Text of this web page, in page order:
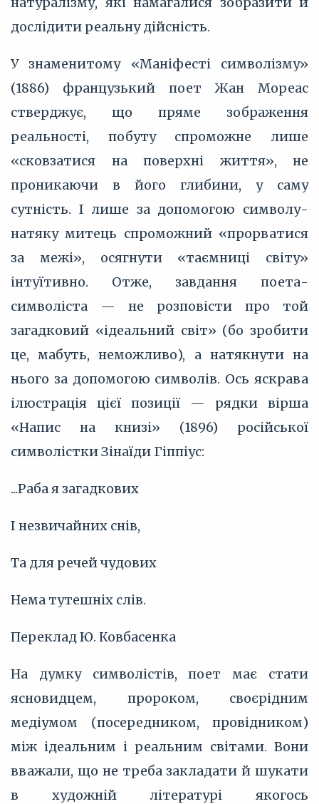
дослідити реальну дійсність.
У знаменитому «Маніфесті символізму»
(1886) французький поет Жан Мореас
стверджує, що пряме зображення
реальності, побуту спроможне лише
«сковзатися на поверхні життя», не
проникаючи в його глибини, у саму
сутність. І лише за допомогою символу-
натяку митець спроможний «прорватися
за межі», осягнути «таємниці світу»
інтуїтивно. Отже, завдання поета-
символіста — не розповісти про той
загадковий «ідеальний світ» (бо зробити
це, мабуть, неможливо), а натякнути на
нього за допомогою символів. Ось яскрава
ілюстрація цієї позиції — рядки вірша
«Напис на книзі» (1896) російської
символістки Зінаїди Гіппіус:
...Раба я загадкових
І незвичайних снів,
Та для речей чудових
Нема тутешніх слів.
Переклад Ю. Ковбасенка
На думку символістів, поет має стати
ясновидцем, пророком, своєрідним
медіумом (посередником, провідником)
між ідеальним і реальним світами. Вони
вважали, що не треба закладати й шукати
в художній літературі якогось